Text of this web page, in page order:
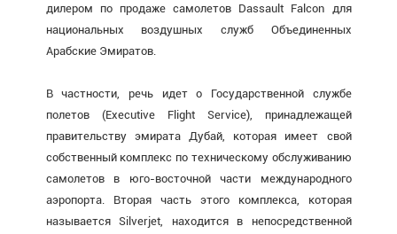
дилером по продаже самолетов Dassault Falcon для
национальных воздушных служб Объединенных
Арабские Эмиратов.
В частности, речь идет о Государственной службе
полетов (Executive Flight Service), принадлежащей
правительству эмирата Дубай, которая имеет свой
собственный комплекс по техническому обслуживанию
самолетов в юго-восточной части международного
аэропорта. Вторая часть этого комплекса, которая
называется Silverjet, находится в непосредственной